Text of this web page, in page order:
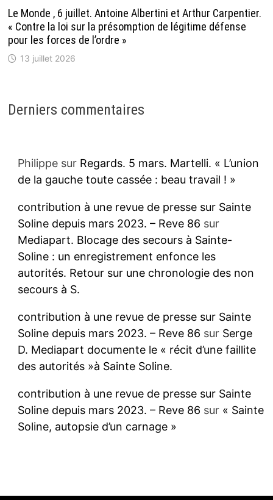
Le Monde , 6 juillet. Antoine Albertini et Arthur Carpentier.
« Contre la loi sur la présomption de légitime défense
pour les forces de l’ordre »
13 juillet 2026
Derniers commentaires
Philippesur Regards. 5 mars. Martelli. « L’union
de la gauche toute cassée : beau travail ! »
contribution à une revue de presse sur Sainte
Soline depuis mars 2023. – Reve 86 sur
Mediapart. Blocage des secours à Sainte-
Soline : un enregistrement enfonce les
autorités. Retour sur une chronologie des non
secours à S.
contribution à une revue de presse sur Sainte
Soline depuis mars 2023. – Reve 86 sur Serge
D. Mediapart documente le « récit d’une faillite
des autorités »à Sainte Soline.
contribution à une revue de presse sur Sainte
Soline depuis mars 2023. – Reve 86 sur « Sainte
Soline, autopsie d’un carnage »